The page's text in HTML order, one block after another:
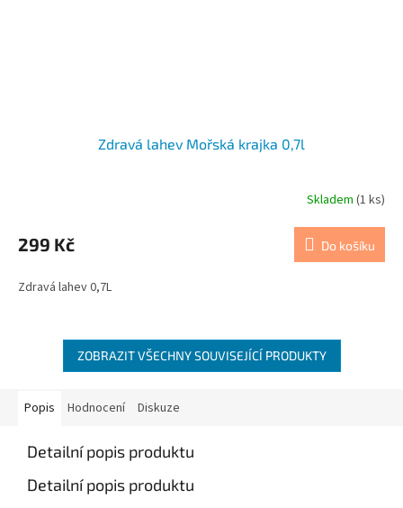
Zdravá lahev Mořská krajka 0,7l
Skladem (1 ks)
299 Kč Do košíku
Zdravá lahev 0,7L
ZOBRAZIT VŠECHNY SOUVISEJÍCÍ PRODUKTY
Popis Hodnocení Diskuze
Detailní popis produktu
Detailní popis produktu